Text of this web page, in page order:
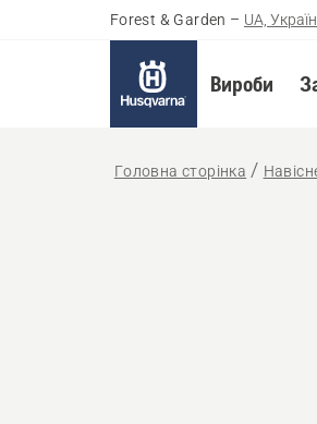
Forest & Garden – UA,
Вироби
Головна сторінка